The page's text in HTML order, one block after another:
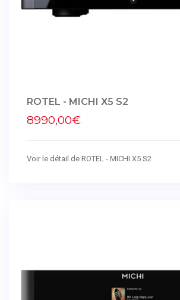
ROTEL - MICHI X5 S2
8990,00€
Voir le détail de ROTEL - MICHI X5 S2